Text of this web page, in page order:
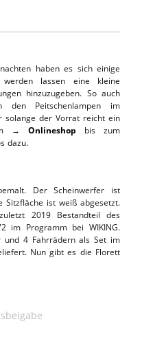
haben es sich einige
lassen eine kleine
hinzuzugeben. So auch
Peitschenlampen im
solange der Vorrat reicht ein
→ Onlineshop bis zum
dazu.
Der Scheinwerfer ist
Sitzfläche ist weiß abgesetzt.
2019 Bestandteil des
im Programm bei WIKING.
und 4 Fahrrädern als Set im
Nun gibt es die Florett